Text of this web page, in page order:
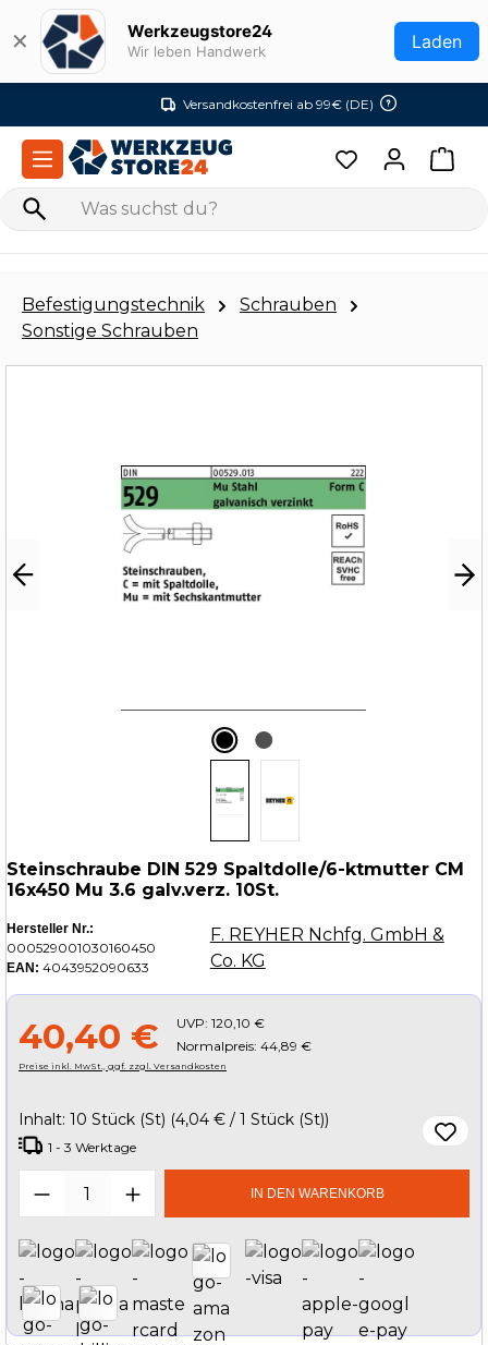
Zum Hauptinhalt springen
✕ Werkzeugstore24
Wir leben Handwerk Laden
Versandkostenfrei ab 99€ (DE)
Befestigungstechnik
Schrauben
Sonstige Schrauben
Steinschraube DIN 529 Spaltdolle/6-ktmutter CM
16x450 Mu 3.6 galv.verz. 10St.
Hersteller Nr.:
000529001030160450
EAN: 4043952090633
F. REYHER Nchfg. GmbH &
Co. KG
40,40 € UVP: 120,10 €
Normalpreis: 44,89 €
Preise inkl. MwSt., ggf. zzgl. Versandkosten
Inhalt: 10 Stück (St) (4,04 € / 1 Stück (St))
1 - 3 Werktage
Produkt Anzahl: Gib denIN DEN WARENKORB